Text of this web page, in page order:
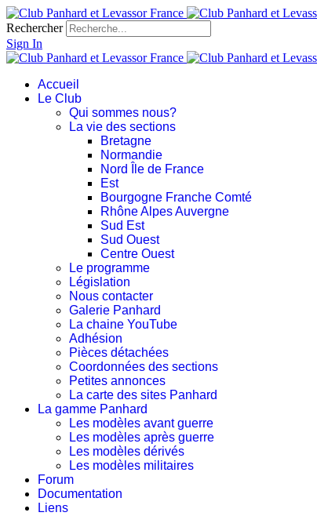
Rechercher
Sign In
Accueil
Le Club
Qui sommes nous?
La vie des sections
Bretagne
Normandie
Nord Île de France
Est
Bourgogne Franche Comté
Rhône Alpes Auvergne
Sud Est
Sud Ouest
Centre Ouest
Le programme
Législation
Nous contacter
Galerie Panhard
La chaine YouTube
Adhésion
Pièces détachées
Coordonnées des sections
Petites annonces
La carte des sites Panhard
La gamme Panhard
Les modèles avant guerre
Les modèles après guerre
Les modèles dérivés
Les modèles militaires
Forum
Documentation
Liens